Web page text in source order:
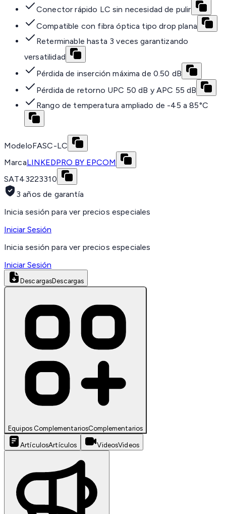
Conector rápido LC sin necesidad de pulir
Compatible con fibra óptica tipo drop plana
Reterminable hasta 3 veces garantizando
versatilidad
Pérdida de inserción máxima de 0.50 dB
Pérdida de retorno UPC 50 dB y APC 55 dB
Rango de temperatura ampliado de -45 a 85°C
ModeloFASC-LC
MarcaLINKEDPRO BY EPCOM
SAT43223310
3 años de garantía
Inicia sesión para ver precios especiales
Iniciar Sesión
Inicia sesión para ver precios especiales
Iniciar Sesión
DescargasDescargas
Equipos ComplementariosComplementarios
ArtículosArtículos VideosVideos